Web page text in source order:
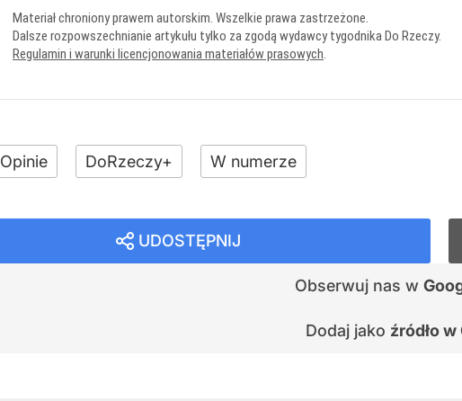
Materiał chroniony prawem autorskim. Wszelkie prawa zastrzeżone.
Dalsze rozpowszechnianie artykułu tylko za zgodą wydawcy tygodnika Do Rzeczy.
Regulamin i warunki licencjonowania materiałów prasowych.
Opinie DoRzeczy+ W numerze
UDOSTĘPNIJ
Obserwuj nas w
Dodaj jako źródło w